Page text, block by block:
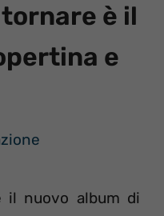
è il
e
il nuovo album di